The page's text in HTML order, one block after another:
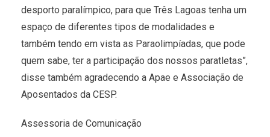
desporto paralímpico, para que Três Lagoas tenha um
espaço de diferentes tipos de modalidades e
também tendo em vista as Paraolimpíadas, que pode
quem sabe, ter a participação dos nossos paratletas”,
disse também agradecendo a Apae e Associação de
Aposentados da CESP.
Assessoria de Comunicação